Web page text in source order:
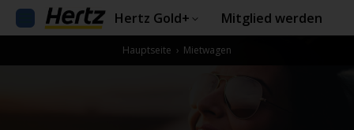
Hertz Gold+ Mitglied werden
Hauptseite › Mietwagen